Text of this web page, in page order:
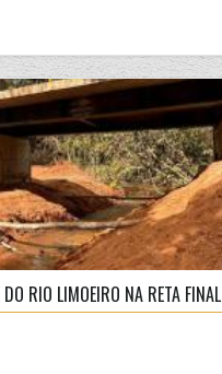
RIO LIMOEIRO NA RETA FINAL